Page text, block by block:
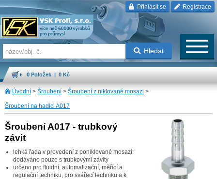
Přihlásit se Registrace
Hledat
0 Položek | 0 Kč
Úvodní > Šroubení > Šroubení z niklované mosazi >
Šroubení na hadici A017
Šroubení A017 - trubkový
závit
lehká řada v provedení z poniklované mosazi;
dodáváno pouze s trubkovými závity
určeno pro fluidní, automatizační, měřící a
regulační techniku, pro svářecí techniku a k